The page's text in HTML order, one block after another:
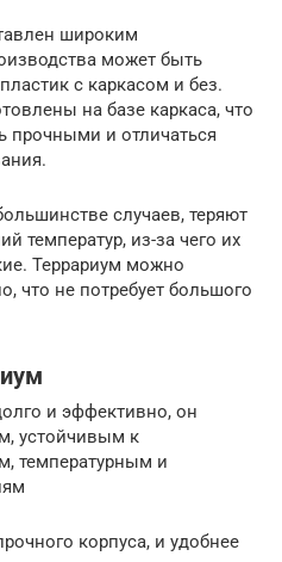
широким
может быть
с каркасом и без.
на базе каркаса, что
прочными и отличаться
случаев, теряют
температур, из-за чего их
Террариум можно
что не потребует большого
и эффективно, он
устойчивым к
температурным и
корпуса, и удобнее